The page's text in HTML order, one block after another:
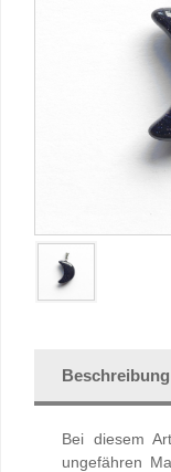
Beschreibung
Bei diesem
ungefähren